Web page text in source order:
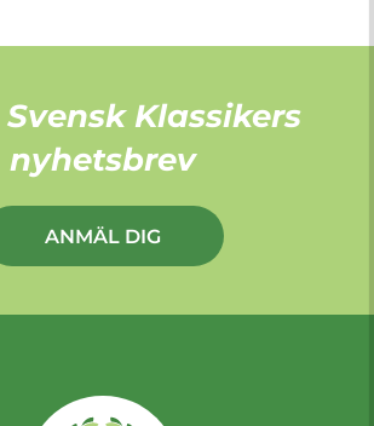
Svensk Klassikers
nyhetsbrev
ANMÄL DIG